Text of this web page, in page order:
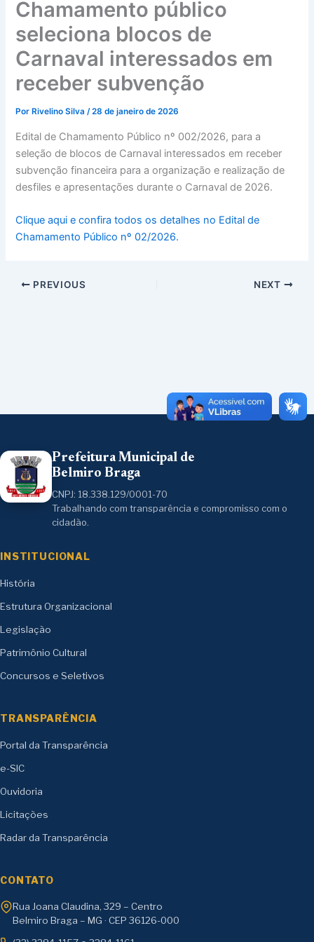
Chamamento público
seleciona blocos de
Carnaval interessados em
receber subvenção
Por Rivelino Silva/28 de janeiro de 2026
Edital de Chamamento Público nº 002/2026, para a
seleção de blocos de Carnaval interessados em receber
subvenção financeira para a organização e realização de
desfiles e apresentações durante o Carnaval de 2026.
Clique aqui e confira todos os detalhes no Edital de
Chamamento Público nº 02/2026.
PREVIOUS NEXT
Prefeitura Municipal de
Belmiro Braga
CNPJ: 18.338.129/0001-70
Trabalhando com transparência e compromisso com o
cidadão.
INSTITUCIONAL
História
Estrutura Organizacional
Legislação
Patrimônio Cultural
Concursos e Seletivos
TRANSPARÊNCIA
Portal da Transparência
e-SIC
Ouvidoria
Licitações
Radar da Transparência
CONTATO
Rua Joana Claudina, 329 – Centro
Belmiro Braga – MG · CEP 36126-000